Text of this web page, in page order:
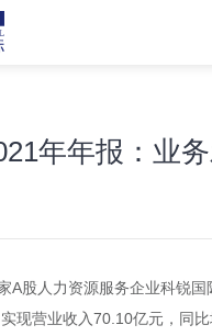
年年报：业
A股人力资源服务企业科锐
现营业收入70.10亿元，同